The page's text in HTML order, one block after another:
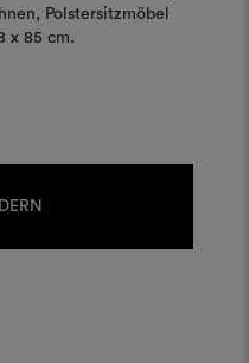
Polstersitzmöbel
x 85 cm.